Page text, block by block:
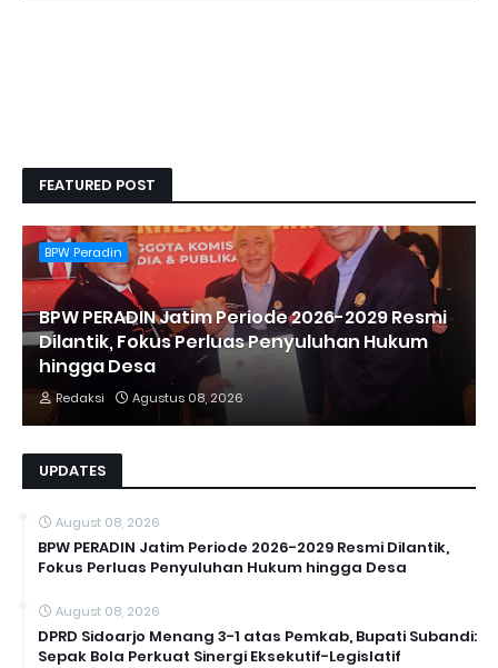
FEATURED POST
BPW Peradin
BPW PERADIN Jatim Periode 2026-2029 Resmi
Dilantik, Fokus Perluas Penyuluhan Hukum
hingga Desa
Redaksi Agustus 08, 2026
UPDATES
August 08, 2026
BPW PERADIN Jatim Periode 2026-2029 Resmi Dilantik,
Fokus Perluas Penyuluhan Hukum hingga Desa
August 08, 2026
DPRD Sidoarjo Menang 3-1 atas Pemkab, Bupati Subandi:
Sepak Bola Perkuat Sinergi Eksekutif-Legislatif